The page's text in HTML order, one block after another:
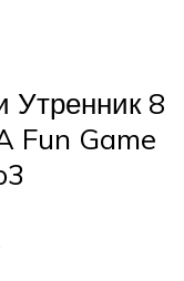
Утренник 8
Fun Game